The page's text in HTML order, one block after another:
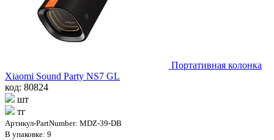
Портативная колонка
Xiaomi Sound Party NS7 GL
код: 80824
шт
тг
Артикул-PartNumber: MDZ-39-DB
В упаковке: 9